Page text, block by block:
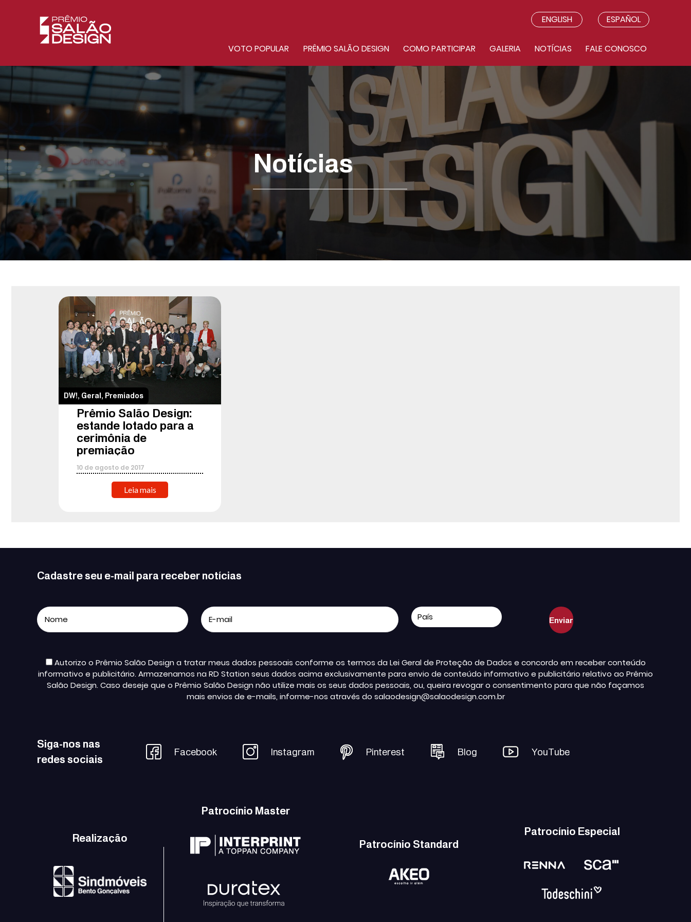
ENGLISH ESPAÑOL
VOTO POPULAR PRÊMIO SALÃO DESIGN COMO PARTICIPAR GALERIA NOTÍCIAS FALE CONOSCO
Notícias
DW!, Geral, Premiados
Prêmio Salão Design:
estande lotado para a
cerimônia de
premiação
10 de agosto de 2017
Leia mais
Cadastre seu e-mail para receber notícias
Autorizo o Prêmio Salão Design a tratar meus dados pessoais conforme os termos da Lei Geral de Proteção de Dados e concordo em receber conteúdo
informativo e publicitário. Armazenamos na RD Station seus dados acima exclusivamente para envio de conteúdo informativo e publicitário relativo ao Prêmio
Salão Design. Caso deseje que o Prêmio Salão Design não utilize mais os seus dados pessoais, ou, queira revogar o consentimento para que não façamos
mais envios de e-mails, informe-nos através do salaodesign@salaodesign.com.br
Siga-nos nas
redes sociais
Facebook Instagram Pinterest Blog YouTube
Realização
Patrocínio Master
Patrocínio Standard
Patrocínio Especial